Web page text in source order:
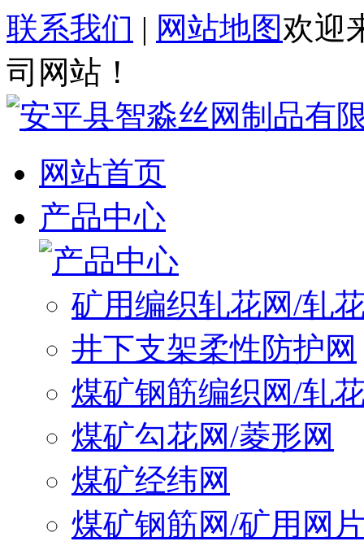
联系我们 | 网站地图欢迎
司网站！
网站首页
产品中心
矿用编织轧花网/轧
井下支架柔性防护网
煤矿钢筋编织网/轧
煤矿勾花网/菱形网
煤矿经纬网
煤矿钢筋网/矿用网